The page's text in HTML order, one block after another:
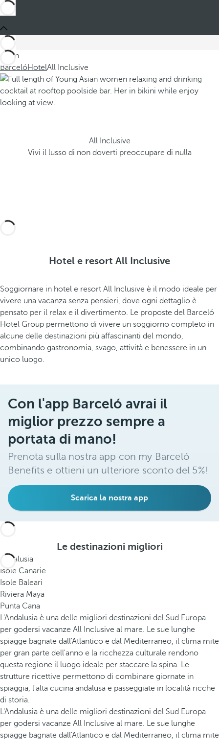
Sei in
BarcelóHotelAll Inclusive
All Inclusive
Vivi il lusso di non doverti preoccupare di nulla
Hotel e resort All Inclusive
Soggiornare in hotel e resort All Inclusive è il modo ideale per
vivere una vacanza senza pensieri, dove ogni dettaglio è
pensato per il relax e il divertimento. Le proposte del Barceló
Hotel Group permettono di vivere un soggiorno completo in
alcune delle destinazioni più affascinanti del mondo,
combinando gastronomia, svago, attività e benessere in un
unico luogo.
Con l'app Barceló avrai il
miglior prezzo sempre a
portata di mano!
Prenota sulla nostra app con my Barceló
Benefits e ottieni un ulteriore sconto del 5%!
Scarica la nostra app
Le destinazioni migliori
Andalusia
Isole Canarie
Isole Baleari
Riviera Maya
Punta Cana
L'Andalusia è una delle migliori destinazioni del Sud Europa
per godersi vacanze All Inclusive al mare. Le sue lunghe
spiagge bagnate dall'Atlantico e dal Mediterraneo, il clima mite
per gran parte dell'anno e la ricchezza culturale rendono
questa regione il luogo ideale per staccare la spina. Le
strutture ricettive permettono di combinare giornate in
spiaggia, l'alta cucina andalusa e passeggiate in località ricche
di storia.
L'Andalusia è una delle migliori destinazioni del Sud Europa
per godersi vacanze All Inclusive al mare. Le sue lunghe
spiagge bagnate dall'Atlantico e dal Mediterraneo, il clima mite